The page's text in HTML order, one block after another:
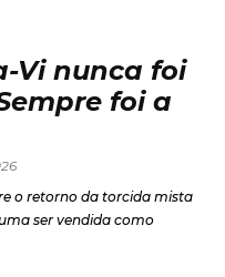
Vi nunca foi
foi a
o retorno da torcida mista
ser vendida como